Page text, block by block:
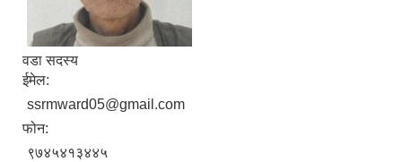
वडा सदस्य
ईमेल:
ssrmward05@gmail.com
फोन:
९७४५४१३४४५